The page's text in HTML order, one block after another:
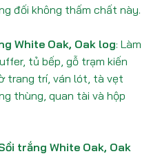
đối không thấm chất này.
White Oak, Oak log: Làm
tủ bếp, gỗ trạm kiến
trang trí, ván lót, tà vẹt
thùng, quan tài và hộp
trắng White Oak, Oak